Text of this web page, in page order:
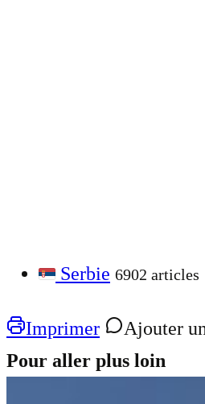
Serbie 6902 articles
Imprimer
Ajouter
Pour aller plus loin